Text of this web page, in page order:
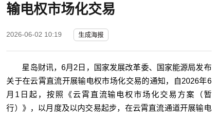
输电权市场化交易
2026-06-02 10:19 生成海报
星岛财讯，6月2日，国家发展改革委、国家能源局发布
关于在云霄直流开展输电权市场化交易的通知，自2026年6
月1日起，按照《云霄直流输电权市场化交易方案（暂
行）》，以月度及以内交易起步，在云霄直流通道开展输电